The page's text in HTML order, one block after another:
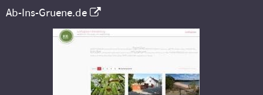
Ab-Ins-Gruene.de